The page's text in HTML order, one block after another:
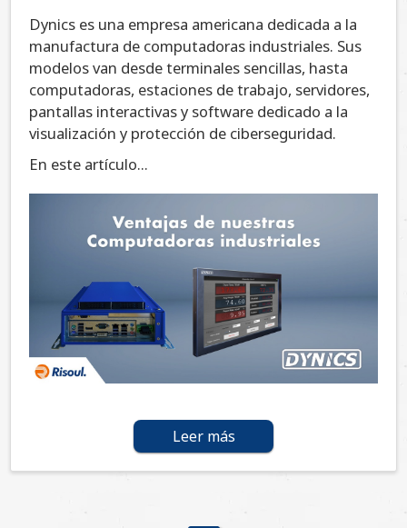
Dynics es una empresa americana dedicada a la
manufactura de computadoras industriales. Sus
modelos van desde terminales sencillas, hasta
computadoras, estaciones de trabajo, servidores,
pantallas interactivas y software dedicado a la
visualización y protección de ciberseguridad.
En este artículo...
Leer más